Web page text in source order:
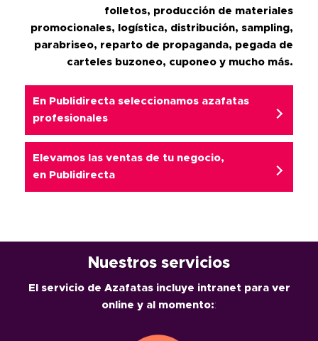
folletos, producción de materiales
promocionales, logística, distribución, sampling,
parabriseo, reparto de propaganda, pegada de
carteles buzoneo, cuponeo y mucho más.
En Publidirecta seleccionamos azafatas
profesionales
Elevamos las ventas de tu negocio,
en Publidirecta
Nuestros servicios
El servicio de Azafatas incluye intranet para ver
online y al momento::